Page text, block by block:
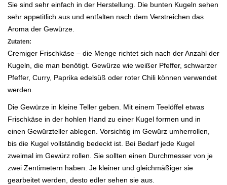
Sie sind sehr einfach in der Herstellung. Die bunten Kugeln sehen
sehr appetitlich aus und entfalten nach dem Verstreichen das
Aroma der Gewürze.
Zutaten:
Cremiger Frischkäse – die Menge richtet sich nach der Anzahl der
Kugeln, die man benötigt. Gewürze wie weißer Pfeffer, schwarzer
Pfeffer, Curry, Paprika edelsüß oder roter Chili können verwendet
werden.
Die Gewürze in kleine Teller geben. Mit einem Teelöffel etwas
Frischkäse in der hohlen Hand zu einer Kugel formen und in
einen Gewürzteller ablegen. Vorsichtig im Gewürz umherrollen,
bis die Kugel vollständig bedeckt ist. Bei Bedarf jede Kugel
zweimal im Gewürz rollen. Sie sollten einen Durchmesser von je
zwei Zentimetern haben. Je kleiner und gleichmäßiger sie
gearbeitet werden, desto edler sehen sie aus.